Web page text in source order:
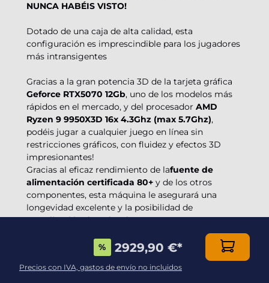
NUNCA HABÉIS VISTO!
Dotado de una caja de alta calidad, esta
configuración es imprescindible para los jugadores
más intransigentes
Gracias a la gran potencia 3D de la tarjeta gráfica
Geforce RTX5070 12Gb, uno de los modelos más
rápidos en el mercado, y del procesador AMD
Ryzen 9 9950X3D 16x 4.3Ghz (max 5.7Ghz),
podéis jugar a cualquier juego en línea sin
restricciones gráficos, con fluidez y efectos 3D
impresionantes!
Gracias al eficaz rendimiento de lafuente de
alimentación certificada 80+ y de los otros
componentes, esta máquina le asegurará una
longevidad excelente y la posibilidad de
actualización de su hardware
% 2929,90 €*
Precios con IVA, gastos de envío no incluidos